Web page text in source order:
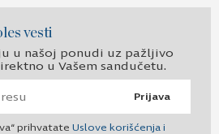
vesti
u našoj ponudi uz pažljivo
u Vašem sandučetu.
Prijava
prihvatate Uslove korišćenja i